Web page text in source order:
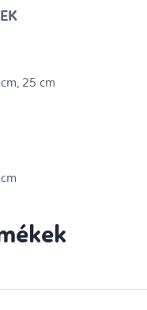
25 cm